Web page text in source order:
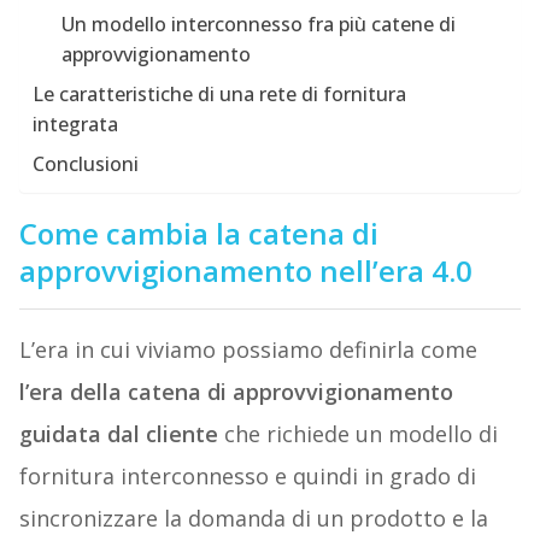
Un modello interconnesso fra più catene di
approvvigionamento
Le caratteristiche di una rete di fornitura
integrata
Conclusioni
Come cambia la catena di
approvvigionamento nell’era 4.0
L’era in cui viviamo possiamo definirla come
l’era della catena di approvvigionamento
guidata dal cliente che richiede un modello di
fornitura interconnesso e quindi in grado di
sincronizzare la domanda di un prodotto e la